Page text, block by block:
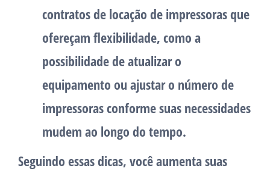
contratos de locação de impressoras que
ofereçam flexibilidade, como a
possibilidade de atualizar o
equipamento ou ajustar o número de
impressoras conforme suas necessidades
mudem ao longo do tempo.
Seguindo essas dicas, você aumenta suas